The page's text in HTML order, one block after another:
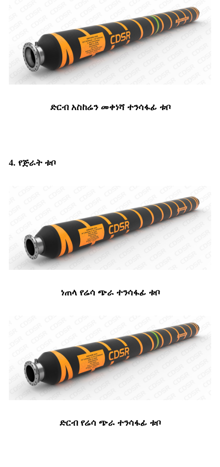
ድርብ አስከሬን መቀነሻ ተንሳፋፊ ቱቦ
4. የጅራት ቱቦ
ነጠላ የሬሳ ጭራ ተንሳፋፊ ቱቦ
ድርብ የሬሳ ጭራ ተንሳፋፊ ቱቦ